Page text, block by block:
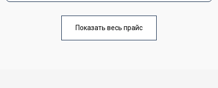
Показать весь прайс